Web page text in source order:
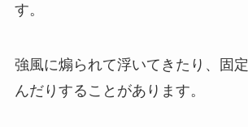
す。
強風に煽られて浮いてきたり、固
んだりすることがあります。